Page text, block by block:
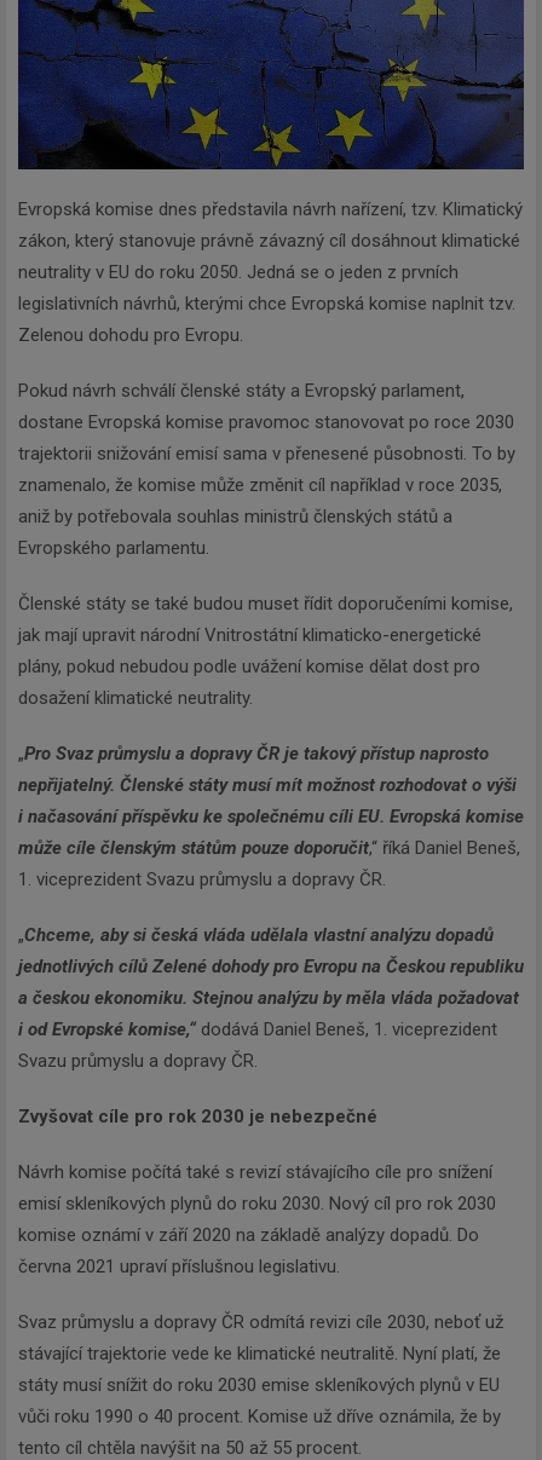
Evropská komise dnes představila návrh nařízení, tzv. Klimatický
zákon, který stanovuje právně závazný cíl dosáhnout klimatické
neutrality v EU do roku 2050. Jedná se o jeden z prvních
legislativních návrhů, kterými chce Evropská komise naplnit tzv.
Zelenou dohodu pro Evropu.
Pokud návrh schválí členské státy a Evropský parlament,
dostane Evropská komise pravomoc stanovovat po roce 2030
trajektorii snižování emisí sama v přenesené působnosti. To by
znamenalo, že komise může změnit cíl například v roce 2035,
aniž by potřebovala souhlas ministrů členských států a
Evropského parlamentu.
Členské státy se také budou muset řídit doporučeními komise,
jak mají upravit národní Vnitrostátní klimaticko-energetické
plány, pokud nebudou podle uvážení komise dělat dost pro
dosažení klimatické neutrality.
„Pro Svaz průmyslu a dopravy ČR je takový přístup naprosto
nepřijatelný. Členské státy musí mít možnost rozhodovat o výši
i načasování příspěvku ke společnému cíli EU. Evropská komise
může cíle členským státům pouze doporučit,“ říká Daniel Beneš,
1. viceprezident Svazu průmyslu a dopravy ČR.
„Chceme, aby si česká vláda udělala vlastní analýzu dopadů
jednotlivých cílů Zelené dohody pro Evropu na Českou republiku
a českou ekonomiku. Stejnou analýzu by měla vláda požadovat
i od Evropské komise,“ dodává Daniel Beneš, 1. viceprezident
Svazu průmyslu a dopravy ČR.
Zvyšovat cíle pro rok 2030 je nebezpečné
Návrh komise počítá také s revizí stávajícího cíle pro snížení
emisí skleníkových plynů do roku 2030. Nový cíl pro rok 2030
komise oznámí v září 2020 na základě analýzy dopadů. Do
června 2021 upraví příslušnou legislativu.
Svaz průmyslu a dopravy ČR odmítá revizi cíle 2030, neboť už
stávající trajektorie vede ke klimatické neutralitě. Nyní platí, že
státy musí snížit do roku 2030 emise skleníkových plynů v EU
vůči roku 1990 o 40 procent. Komise už dříve oznámila, že by
tento cíl chtěla navýšit na 50 až 55 procent.